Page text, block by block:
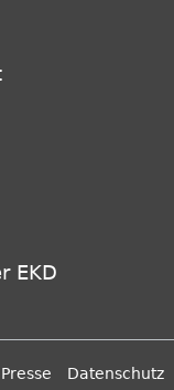
EKD
Presse Datenschutz